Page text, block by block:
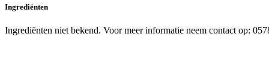
Ingrediënten
Ingrediënten niet bekend. Voor meer informatie neem contact op: